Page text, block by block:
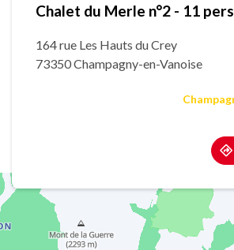
Chalet du Merle n°2 - 11
164 rue Les Hauts du Crey
73350 Champagny-en-Vanoise